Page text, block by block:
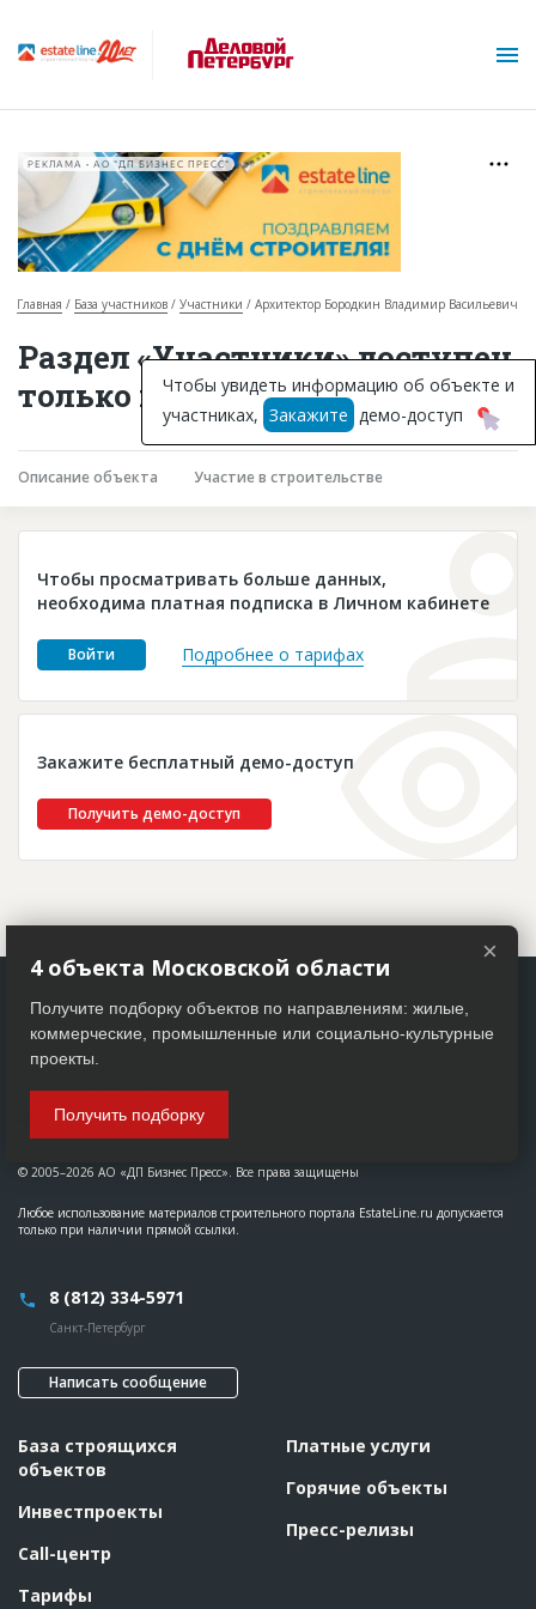
Горячие объекты
База строящихся объектов
Инвестпроекты
Глоссарий
Платные услуги
Пресс-релизы
РЕКЛАМА • АО "ДП БИЗНЕС ПРЕСС"
Главная База участников Участники Архитектор Бородкин Владимир Васильевич
Раздел «Участники» доступен
только подписчикам
Описание объекта Участие в строительстве
Чтобы просматривать больше данных,
необходима платная подписка в Личном кабинете
Войти Подробнее о тарифах
Закажите бесплатный демо-доступ
Получить демо-доступ
Чтобы увидеть информацию об объекте и
участниках, Закажите демо-доступ
© 2005–2026 АО «ДП Бизнес Пресс». Все права защищены
Любое использование материалов строительного портала EstateLine.ru допускается
только при наличии прямой ссылки.
8 (812) 334-5971
Санкт-Петербург
Написать сообщение
База строящихся
объектов
Инвестпроекты
Call-центр
Тарифы
Платные услуги
Горячие объекты
Пресс-релизы
×
4 объекта Московской области
Получите подборку объектов по направлениям: жилые,
коммерческие, промышленные или социально-культурные
проекты.
Получить подборку